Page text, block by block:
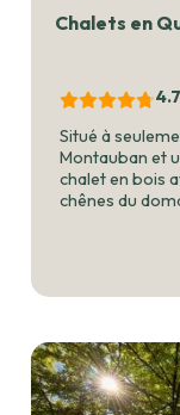
Chalets en
Situé à
Montauban et
chalet en bois
chênes du